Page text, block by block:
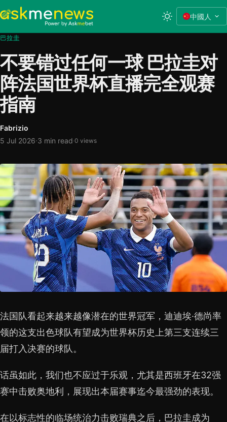
中國人
巴拉圭
不要错过任何一球 巴拉圭对
阵法国世界杯直播完全观赛
指南
Fabrizio
5 Jul 2026·3 min read·0 views
法国队看起来越来越像潜在的世界冠军，迪迪埃·德尚率
领的这支出色球队有望成为世界杯历史上第三支连续三
届打入决赛的球队。
话虽如此，我们也不应过于乐观，尤其是西班牙在32强
赛中击败奥地利，展现出本届赛事迄今最强劲的表现。
在以标志性的临场统治力击败瑞典之后，巴拉圭成为